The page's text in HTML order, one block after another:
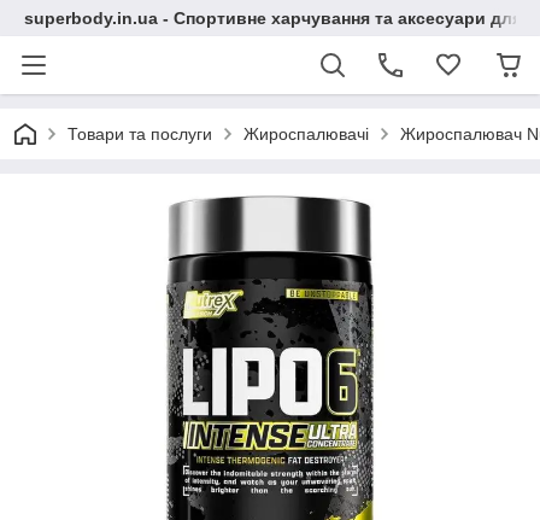
superbody.in.ua - Спортивне харчування та аксесуари для
Товари та послуги Жироспалювачі Жироспалювач